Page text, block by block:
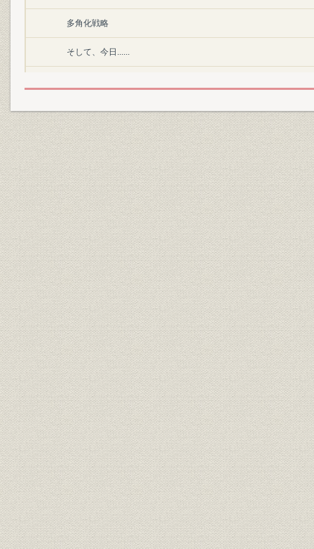
多角化戦略
そして、今日......
第1章 創業期の群像
第1節・四国の春
独創性を志す
多津と横山の出会い
寿覚院を本拠に事業構想を練る
二硫化炭素に着目
後発戦略
新製法の誕生
第2節・新製法による二硫化炭素の工業化
炭化ケイ素発熱体「テコランダム」
丸亀高女の理科室で基礎実験
実証実験で初の二硫化炭素精製
製造原価の試算
急を要した人絹増産と二硫化炭素
第3節・GHQのお墨付き
GHQからの呼び出し状